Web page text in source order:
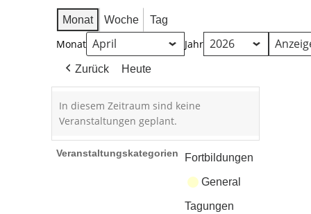
Monat Woche Tag
Monat Jahr
Zurück Heute
In diesem Zeitraum sind keine
Veranstaltungen geplant.
Veranstaltungskategorien Fortbildungen
General
Tagungen